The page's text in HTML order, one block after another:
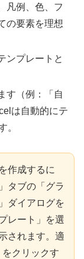
凡例、色、フ
の要素を理想
ンプレートと
す（例：「自
は自動的にテ
。
作成するに
タブの「グラ
ダイアログを
レート」を選
されます。適
クリックす